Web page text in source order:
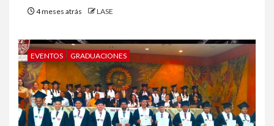
4 meses atrás LASE
EVENTOS GRADUACIONES